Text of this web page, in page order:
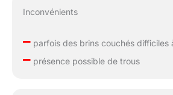
Inconvénients
–parfois des brins couchés difficiles
–présence possible de trous